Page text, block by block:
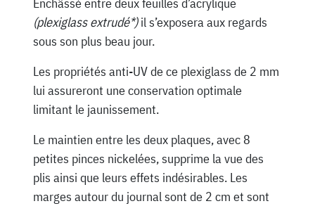
(plexiglass extrudé*)il s’exposera aux regards
sous son plus beau jour.
Les propriétés anti-UV de ce plexiglass de 2 mm
lui assureront une conservation optimale
limitant le jaunissement.
Le maintien entre les deux plaques, avec 8
petites pinces nickelées, supprime la vue des
plis ainsi que leurs effets indésirables. Les
marges autour du journal sont de 2 cm et sont